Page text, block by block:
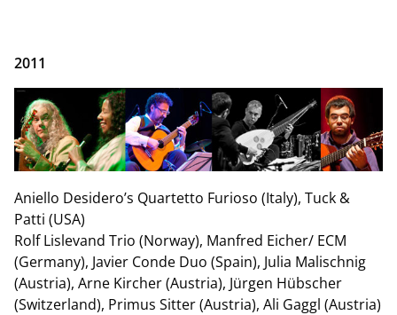
2011
Aniello Desidero’s Quartetto Furioso (Italy), Tuck &
Patti (USA)
Rolf Lislevand Trio (Norway), Manfred Eicher/ ECM
(Germany), Javier Conde Duo (Spain), Julia Malischnig
(Austria), Arne Kircher (Austria), Jürgen Hübscher
(Switzerland), Primus Sitter (Austria), Ali Gaggl (Austria)